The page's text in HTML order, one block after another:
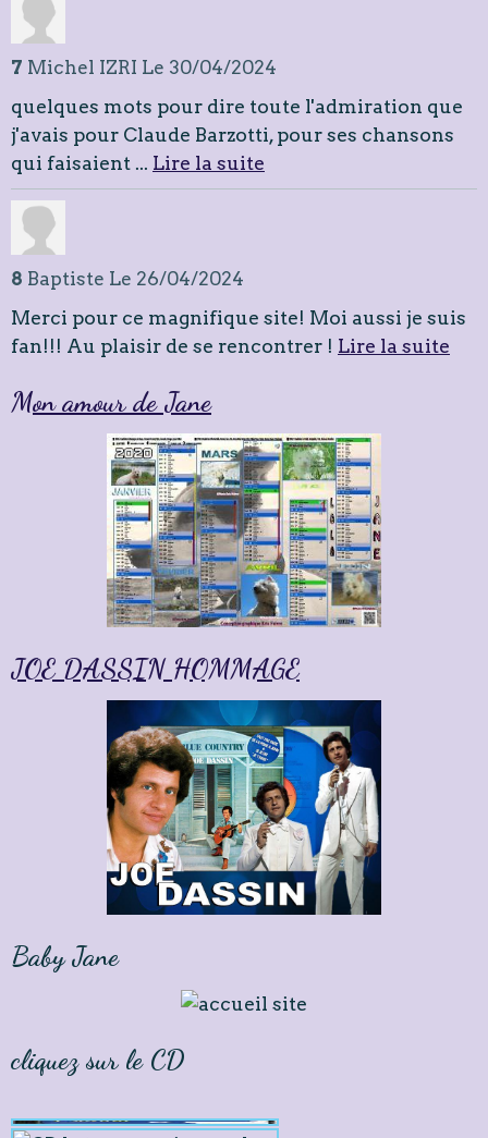
7 Michel IZRI Le 30/04/2024
quelques mots pour dire toute l'admiration que
j'avais pour Claude Barzotti, pour ses chansons
qui faisaient ... Lire la suite
8 Baptiste Le 26/04/2024
Merci pour ce magnifique site! Moi aussi je suis
fan!!! Au plaisir de se rencontrer ! Lire la suite
Mon amour de Jane
JOE DASSIN HOMMAGE
Baby Jane
cliquez sur le CD